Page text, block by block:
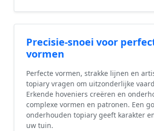
Precisie-snoei voor
vormen
Perfecte vormen, strakke lijnen en
topiary vragen om uitzonderlijke
Erkende hoveniers creëren en
complexe vormen en patronen. Een
onderhouden topiary geeft karakter
uw tuin.